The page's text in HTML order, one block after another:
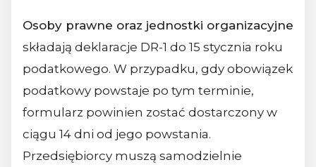
Osoby prawne oraz jednostki organizacyjne
składają deklaracje DR-1 do 15 stycznia roku
podatkowego. W przypadku, gdy obowiązek
podatkowy powstaje po tym terminie,
formularz powinien zostać dostarczony w
ciągu 14 dni od jego powstania.
Przedsiębiorcy muszą samodzielnie